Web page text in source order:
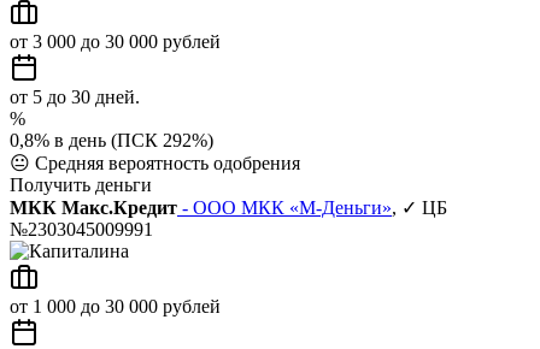
от 3 000 до 30 000 рублей
от 5 до 30 дней.
%
0,8% в день (ПСК 292%)
😐 Средняя вероятность одобрения
Получить деньги
МКК Макс.Кредит - ООО МКК «М-Деньги», ✓ ЦБ
№2303045009991
от 1 000 до 30 000 рублей